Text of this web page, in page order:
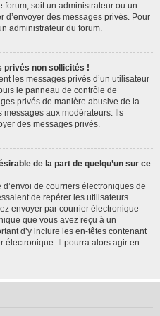
soit un administrateur ou un
des messages privés. Pour
administrateur du forum.
privés non sollicités !
les messages privés d’un utilisateur
le panneau de contrôle de
privés de manière abusive de la
messages aux modérateurs. Ils
des messages privés.
de la part de quelqu’un sur ce
de courriers électroniques de
de repérer les utilisateurs
envoyer par courrier électronique
que vous avez reçu à un
d’y inclure les en-têtes contenant
électronique. Il pourra alors agir en